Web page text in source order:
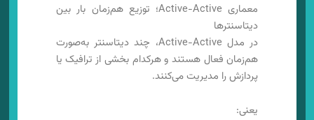
معماری Active-Active؛ توزیع هم‌زمان بار بین
دیتاسنترها
در مدل Active-Active، چند دیتاسنتر به‌صورت
هم‌زمان فعال هستند و هرکدام بخشی از ترافیک یا
پردازش را مدیریت می‌کنند.
یعنی: